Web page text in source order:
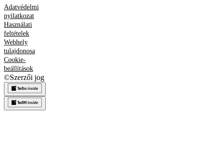
Adatvédelmi
nyilatkozat
Használati
feltételek
Webhely
tulajdonosa
Cookie-
beállítások
©Szerzői jog